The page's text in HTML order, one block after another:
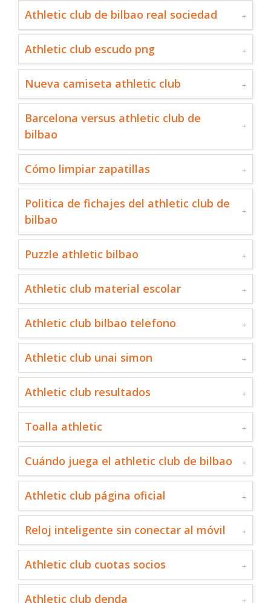
Athletic club de bilbao real sociedad
Athletic club escudo png
Nueva camiseta athletic club
Barcelona versus athletic club de
bilbao
Cómo limpiar zapatillas
Politica de fichajes del athletic club de
bilbao
Puzzle athletic bilbao
Athletic club material escolar
Athletic club bilbao telefono
Athletic club unai simon
Athletic club resultados
Toalla athletic
Cuándo juega el athletic club de bilbao
Athletic club página oficial
Reloj inteligente sin conectar al móvil
Athletic club cuotas socios
Athletic club denda